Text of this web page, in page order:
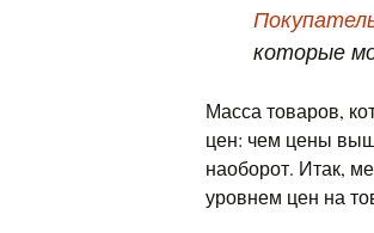
которые
Масса товаров,
цен: чем цены
наоборот. Итак,
уровнем цен на